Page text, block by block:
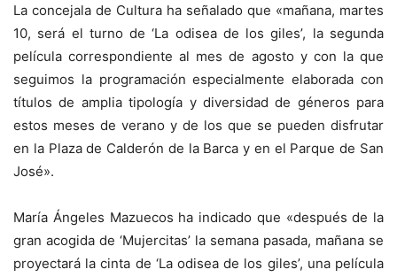
La concejala de Cultura ha señalado que «mañana, martes
10, será el turno de ‘La odisea de los giles’, la segunda
película correspondiente al mes de agosto y con la que
seguimos la programación especialmente elaborada con
títulos de amplia tipología y diversidad de géneros para
estos meses de verano y de los que se pueden disfrutar
en la Plaza de Calderón de la Barca y en el Parque de San
José».
María Ángeles Mazuecos ha indicado que «después de la
gran acogida de ‘Mujercitas’ la semana pasada, mañana se
proyectará la cinta de ‘La odisea de los giles’, una película